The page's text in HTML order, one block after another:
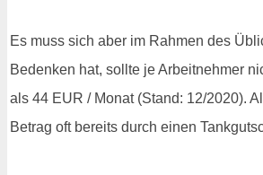
Es muss sich aber im Rahmen des
Bedenken hat, sollte je Arbeitnehmer
als 44 EUR / Monat (Stand: 12/2020).
Betrag oft bereits durch einen